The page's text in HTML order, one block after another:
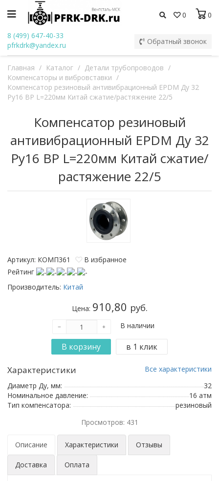
0 0
8 (499) 647-40-33
pfrkdrk@yandex.ru
Обратный звонок
Главная / Каталог / Детали трубопроводов /
Компенсаторы и вибровставки /
Компенсатор резиновый антивибрационный EPDM Ду 32
Ру16 ВР L=220мм Китай сжатие/растяжение 22/5
Компенсатор резиновый
антивибрационный EPDM Ду 32
Ру16 ВР L=220мм Китай сжатие/
растяжение 22/5
Артикул: КОМП361
В избранное
Рейтинг
Производитель: Китай
Цена: 910,80 руб.
В наличии
Характеристики
Все характеристики
Диаметр Ду, мм:
32
Номинальное давление:
16 атм
Тип компенсатора:
резиновый
Просмотров: 431
Описание Характеристики Отзывы
Доставка Оплата